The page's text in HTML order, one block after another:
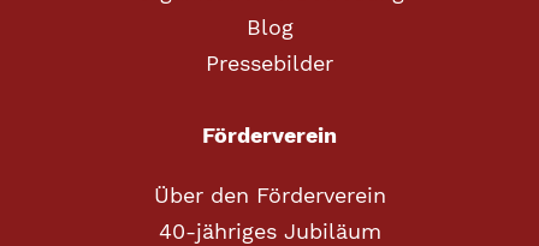
Blog
Pressebilder
Förderverein
Über den Förderverein
40-jähriges Jubiläum